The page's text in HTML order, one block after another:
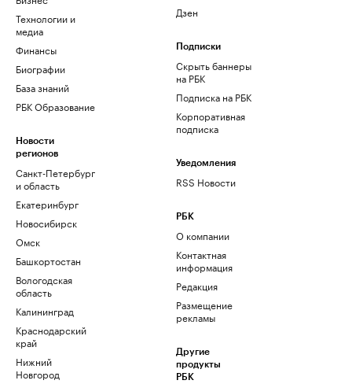
Технологии и
медиа
Финансы
Биографии
База знаний
РБК Образование
Новости
регионов
Санкт-Петербург
и область
Екатеринбург
Новосибирск
Омск
Башкортостан
Вологодская
область
Калининград
Краснодарский
край
Нижний
Новгород
Дзен
Подписки
Скрыть баннеры
на РБК
Подписка на РБК
Корпоративная
подписка
Уведомления
RSS Новости
РБК
О компании
Контактная
информация
Редакция
Размещение
рекламы
Другие
продукты
РБК